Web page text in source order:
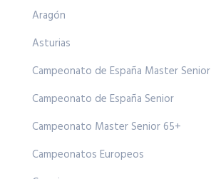
Aragón
Asturias
Campeonato de España Master Senior
Campeonato de España Senior
Campeonato Master Senior 65+
Campeonatos Europeos